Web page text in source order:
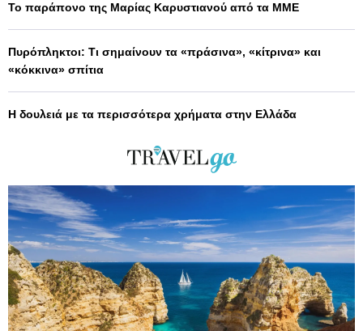
Το παράπονο της Μαρίας Καρυστιανού από τα ΜΜΕ
Πυρόπληκτοι: Τι σημαίνουν τα «πράσινα», «κίτρινα» και
«κόκκινα» σπίτια
Η δουλειά με τα περισσότερα χρήματα στην Ελλάδα